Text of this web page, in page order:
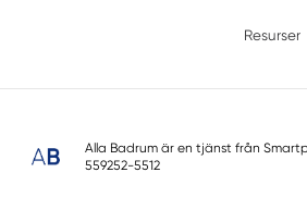
Resurser
Alla Badrum är en tjänst från
559252-5512